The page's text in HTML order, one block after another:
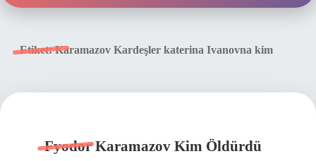
Etiket:Karamazov Kardeşler katerina Ivanovna kim
Fyodor Karamazov Kim Öldürdü